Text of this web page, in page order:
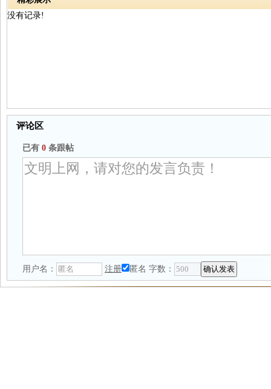
没有记录!
评论区
已有 0 条跟帖
用户名： 注册 匿名 字数：